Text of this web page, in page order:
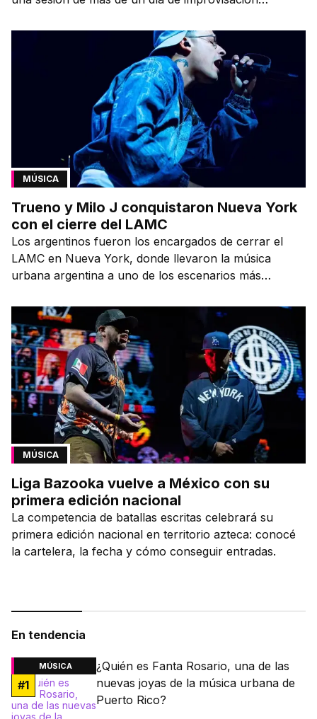
MÚSICA
Trueno y Milo J conquistaron Nueva York
con el cierre del LAMC
Los argentinos fueron los encargados de cerrar el
LAMC en Nueva York, donde llevaron la música
urbana argentina a uno de los escenarios más
MÚSICA
Liga Bazooka vuelve a México con su
primera edición nacional
La competencia de batallas escritas celebrará su
primera edición nacional en territorio azteca: conocé
la cartelera, la fecha y cómo conseguir entradas.
En tendencia
MÚSICA
#1
¿Quién es Fanta Rosario, una de las
nuevas joyas de la música urbana de
Puerto Rico?